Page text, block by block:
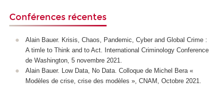
Conférences récentes
Alain Bauer. Krisis, Chaos, Pandemic, Cyber and Global Crime :
A timle to Think and to Act. International Criminology Conference
de Washington, 5 novembre 2021.
Alain Bauer. Low Data, No Data. Colloque de Michel Bera «
Modèles de crise, crise des modèles », CNAM, Octobre 2021.